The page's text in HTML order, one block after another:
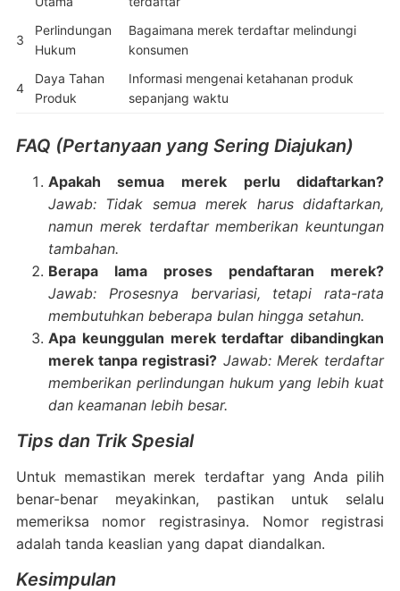
3
Perlindungan
Hukum
Bagaimana merek terdaftar melindungi
konsumen
4
Daya Tahan
Produk
Informasi mengenai ketahanan produk
sepanjang waktu
FAQ (Pertanyaan yang Sering Diajukan)
Apakah semua merek perlu didaftarkan?
Jawab: Tidak semua merek harus didaftarkan,
namun merek terdaftar memberikan keuntungan
tambahan.
Berapa lama proses pendaftaran merek?
Jawab: Prosesnya bervariasi, tetapi rata-rata
membutuhkan beberapa bulan hingga setahun.
Apa keunggulan merek terdaftar dibandingkan
merek tanpa registrasi? Jawab: Merek terdaftar
memberikan perlindungan hukum yang lebih kuat
dan keamanan lebih besar.
Tips dan Trik Spesial
Untuk memastikan merek terdaftar yang Anda pilih
benar-benar meyakinkan, pastikan untuk selalu
memeriksa nomor registrasinya. Nomor registrasi
adalah tanda keaslian yang dapat diandalkan.
Kesimpulan